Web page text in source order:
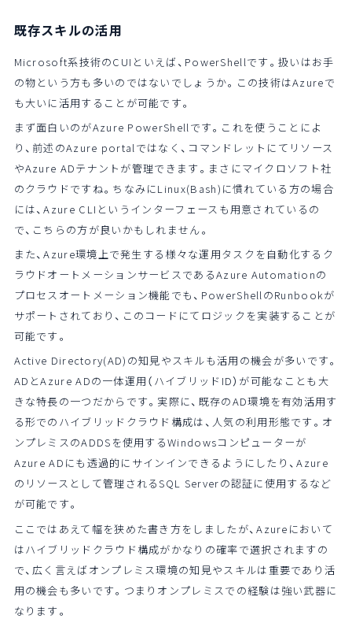
既存スキルの活用
Microsoft系技術のCUIといえば、PowerShellです。扱いはお手
の物という方も多いのではないでしょうか。この技術はAzureで
も大いに活用することが可能です。
まず面白いのがAzure PowerShellです。これを使うことによ
り、前述のAzure portalではなく、コマンドレットにてリソース
やAzure ADテナントが管理できます。まさにマイクロソフト社
のクラウドですね。ちなみにLinux(Bash)に慣れている方の場合
には、Azure CLI というインターフェースも用意されているの
で、こちらの方が良いかもしれません。
また、Azure環境上で発生する様々な運用タスクを自動化するク
ラウドオートメーションサービスであるAzure Automationの
プロセスオートメーション機能でも、PowerShellのRunbookが
サポートされており、このコードにてロジックを実装することが
可能です。
Active Directory(AD)の知見やスキルも活用の機会が多いです。
ADとAzure ADの一体運用（ハイブリッドID）が可能なことも大
きな特長の一つだからです。実際に、既存のAD環境を有効活用す
る形でのハイブリッドクラウド構成は、人気の利用形態です。オ
ンプレミスのADDSを使用するWindowsコンピューターが
Azure ADにも透過的にサインインできるようにしたり、Azure
のリソースとして管理されるSQL Serverの認証に使用するなど
が可能です。
ここではあえて幅を狭めた書き方をしましたが、Azureにおいて
はハイブリッドクラウド構成がかなりの確率で選択されますの
で、広く言えばオンプレミス環境の知見やスキルは重要であり活
用の機会も多いです。つまりオンプレミスでの経験は強い武器に
なります。